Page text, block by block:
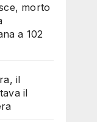
morto
a 102
il
il